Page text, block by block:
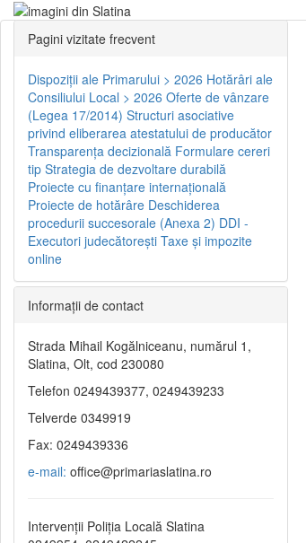
Pagini vizitate frecvent
Dispoziţii ale Primarului > 2026 Hotărâri ale
Consiliului Local > 2026 Oferte de vânzare
(Legea 17/2014) Structuri asociative
privind eliberarea atestatului de producător
Transparenţa decizională Formulare cereri
tip Strategia de dezvoltare durabilă
Proiecte cu finanţare internaţională
Proiecte de hotărâre Deschiderea
procedurii succesorale (Anexa 2) DDI -
Executori judecătorești Taxe şi impozite
online
Informaţii de contact
Strada Mihail Kogălniceanu, numărul 1,
Slatina, Olt, cod 230080
Telefon 0249439377, 0249439233
Telverde 0349919
Fax: 0249439336
e-mail: office@primariaslatina.ro
Intervenții Poliția Locală Slatina